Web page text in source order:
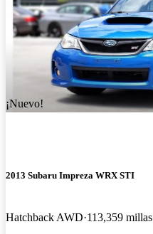
¡Nuevo!
2013 Subaru Impreza WRX STI
Hatchback AWD 113,359 millas